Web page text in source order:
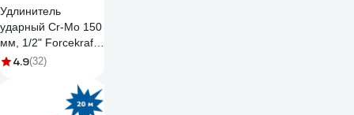
Удлинитель
ударный Cr-Mo 150
мм, 1/2" Forcekraf
FK-4.9(32)